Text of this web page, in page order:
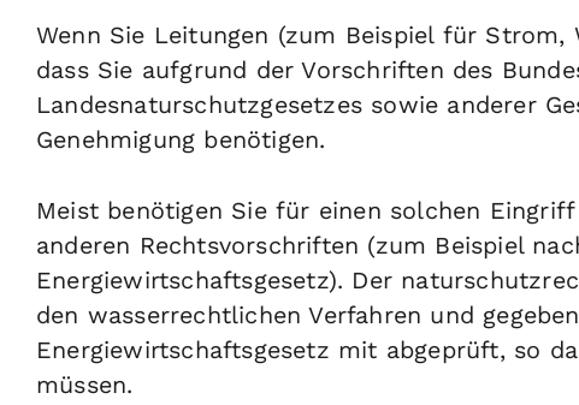
Wenn Sie Leitungen (zum Beispiel für Strom,
dass Sie aufgrund der Vorschriften des
Landesnaturschutzgesetzes sowie anderer
Genehmigung benötigen.
Meist benötigen Sie für einen solchen
anderen Rechtsvorschriften (zum Beispiel
Energiewirtschaftsgesetz). Der
den wasserrechtlichen Verfahren und
Energiewirtschaftsgesetz mit abgeprüft, so
müssen.